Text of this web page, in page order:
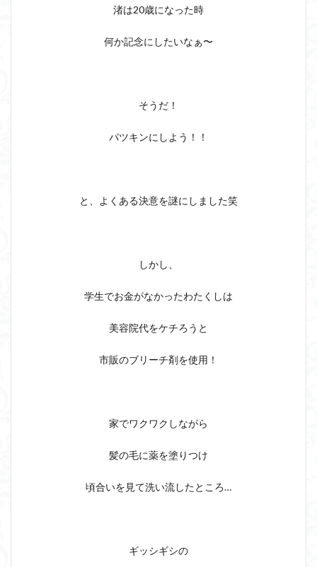
渚は20歳になった時
何か記念にしたいなぁ〜
そうだ！
パツキンにしよう！！
と、よくある決意を謎にしました笑
しかし、
学生でお金がなかったわたくしは
美容院代をケチろうと
市販のブリーチ剤を使用！
家でワクワクしながら
髪の毛に薬を塗りつけ
頃合いを見て洗い流したところ…
ギッシギシの